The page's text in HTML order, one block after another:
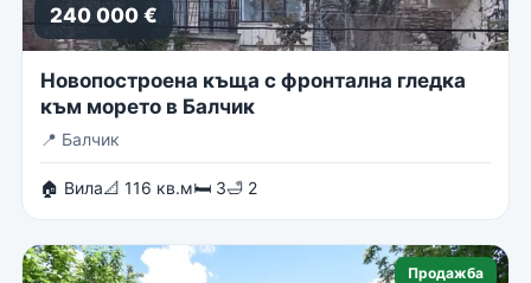
240 000 €
Новопостроена къща с фронтална гледка
към морето в Балчик
📍 Балчик
🏠 Вила📐 116 кв.м🛏 3🛁 2
Продажба